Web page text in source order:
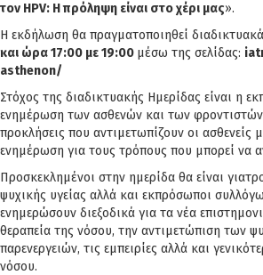
τον HPV: Η πρόληψη είναι στο χέρι μας».
Η εκδήλωση θα πραγματοποιηθεί
και ώρα 17:00 με 19:00 μέσω της σελίδας:
asthenon/
Στόχος της διαδικτυακής Ημερίδας είναι η
ενημέρωση των ασθενών και των φροντιστών
προκλήσεις που αντιμετωπίζουν οι ασθενείς
ενημέρωση για τους τρόπους που μπορεί να
Προσκεκλημένοι στην ημερίδα θα είναι
ψυχικής υγείας αλλά και εκπρόσωποι
ενημερώσουν διεξοδικά για τα νέα
θεραπεία της νόσου, την αντιμετώπιση των
παρενεργειών, τις εμπειρίες αλλά και
νόσου.